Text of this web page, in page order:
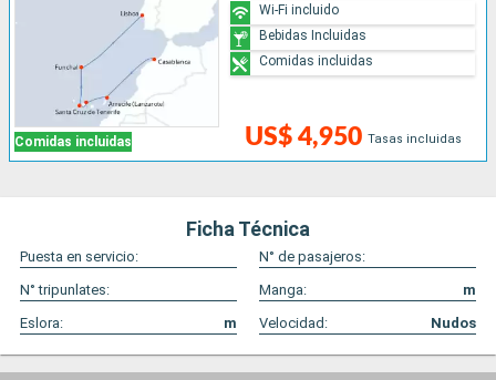
Comidas incluidas US$ 4,950 Tasas incluidas
Wi-Fi incluido
Bebidas Incluidas
Comidas incluidas
Ficha Técnica
Puesta en servicio:
N° de pasajeros:
N° tripunlates:
Manga:
m
Eslora:
m Velocidad: Nudos